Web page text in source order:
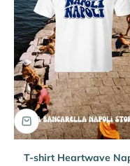
T-shirt Heartwave